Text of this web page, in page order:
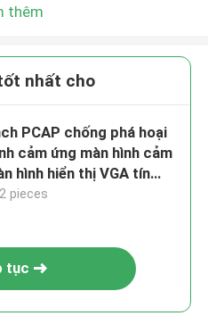
thêm
nhất cho
PCAP chống phá hoại
cảm ứng màn hình cảm
hình hiển thị VGA tín
vào
pieces
tục